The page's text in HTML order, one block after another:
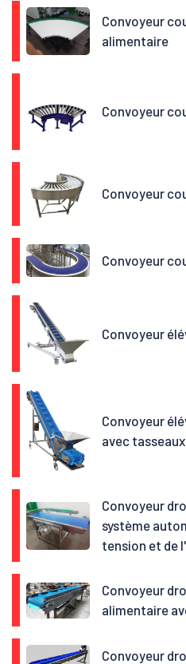
Convoyeur
alimentaire
Convoyeur
Convoyeur
Convoyeur
Convoyeur
Convoyeur
avec tasseaux
Convoyeur
système
tension et de
Convoyeur
alimentaire
Convoyeur